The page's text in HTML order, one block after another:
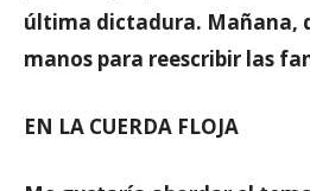
última dictadura. Mañana,
manos para reescribir las
EN LA CUERDA FLOJA